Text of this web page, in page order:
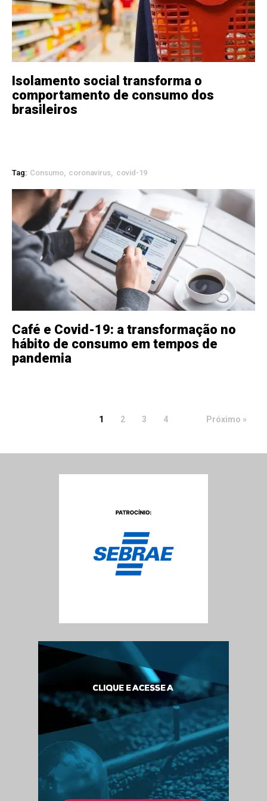
Isolamento social transforma o
comportamento de consumo dos
brasileiros
Tag: Consumo coronavirus covid-19
Café e Covid-19: a transformação no
hábito de consumo em tempos de
pandemia
1 2 3 4 Próximo »